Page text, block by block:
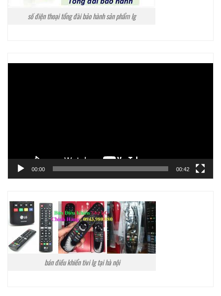
số điện thoại tổng đài bảo hành sản phẩm lg
00:00 00:42
bán điều khiển tivi lg tại hà nội